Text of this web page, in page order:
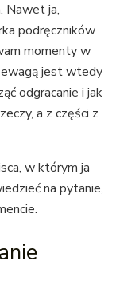
Nawet ja,
podręczników
momenty w
jest wtedy
odgracanie i jak
a z części z
w którym ja
na pytanie,